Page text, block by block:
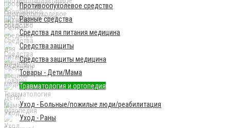
Противоопухолевое средство
Разные средства
Средства для питания медицина
Средства защиты
Средства защиты медицина
Товары - Дети/Мама
Травматология и ортопедия
Уход - Больные/пожилые люди/реабилитация
Уход - Раны